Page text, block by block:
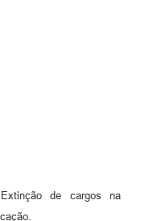
de cargos na